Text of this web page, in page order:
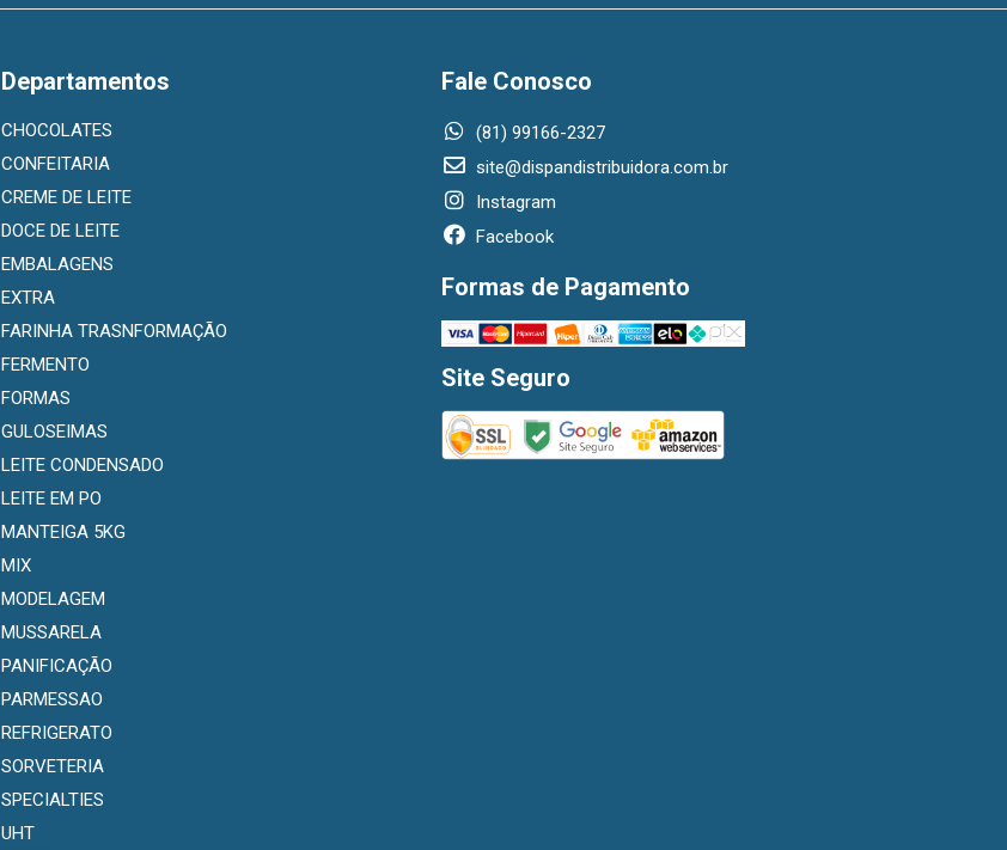
Departamentos
CHOCOLATES
CONFEITARIA
CREME DE LEITE
DOCE DE LEITE
EMBALAGENS
EXTRA
FARINHA TRASNFORMAÇÃO
FERMENTO
FORMAS
GULOSEIMAS
LEITE CONDENSADO
LEITE EM PO
MANTEIGA 5KG
MIX
MODELAGEM
MUSSARELA
PANIFICAÇÃO
PARMESSAO
REFRIGERATO
SORVETERIA
SPECIALTIES
UHT
Fale Conosco
(81) 99166-2327
site@dispandistribuidora.com.br
Instagram
Facebook
Formas de Pagamento
Site Seguro